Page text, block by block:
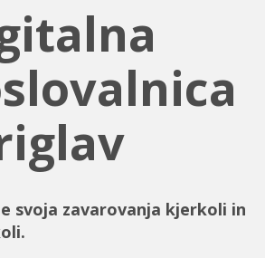
svoja zavarovanja kjerkoli in